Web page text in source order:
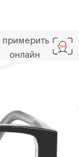
примерить
онлайн